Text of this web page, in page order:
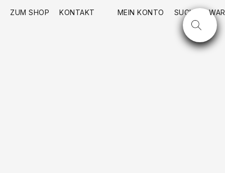
ZUM SHOP KONTAKT MEIN KONTO SUCHE